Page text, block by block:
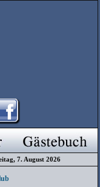
7. August 2026